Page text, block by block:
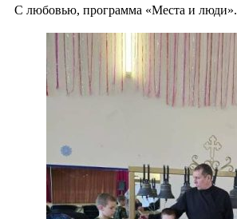
С любовью, программа «Места и люди».